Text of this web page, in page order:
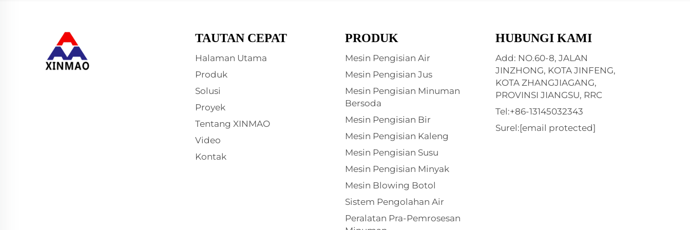
TAUTAN CEPAT
Halaman Utama
Produk
Solusi
Proyek
Tentang XINMAO
Video
Kontak
PRODUK
Mesin Pengisian Air
Mesin Pengisian Jus
Mesin Pengisian Minuman
Bersoda
Mesin Pengisian Bir
Mesin Pengisian Kaleng
Mesin Pengisian Susu
Mesin Pengisian Minyak
Mesin Blowing Botol
Sistem Pengolahan Air
Peralatan Pra-Pemrosesan
HUBUNGI KAMI
Add: NO.60-8, JALAN
JINZHONG, KOTA JINFENG,
KOTA ZHANGJIAGANG,
PROVINSI JIANGSU, RRC
Tel:+86-13145032343
Surel:[email protected]